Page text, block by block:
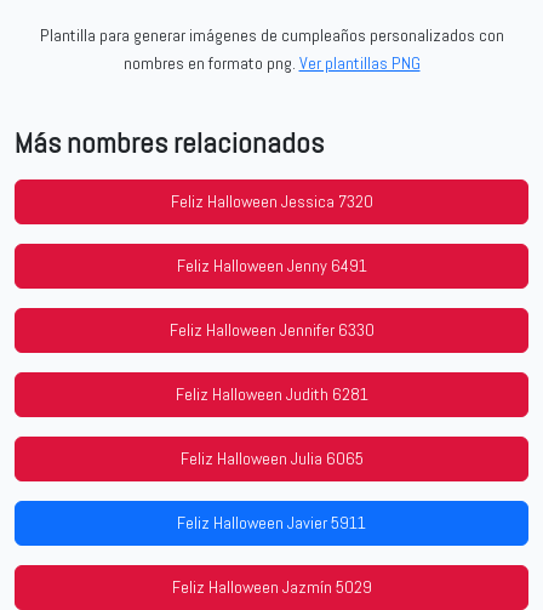
Plantilla para generar imágenes de cumpleaños personalizados con
nombres en formato png. Ver plantillas PNG
Más nombres relacionados
Feliz Halloween Jessica 7320
Feliz Halloween Jenny 6491
Feliz Halloween Jennifer 6330
Feliz Halloween Judith 6281
Feliz Halloween Julia 6065
Feliz Halloween Javier 5911
Feliz Halloween Jazmín 5029